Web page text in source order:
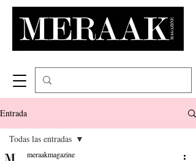
Entrada
Todas las entradas
meraakmagazine